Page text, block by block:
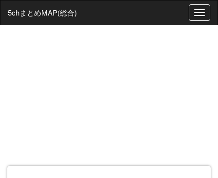
T
o
5chまとめMAP(総合)